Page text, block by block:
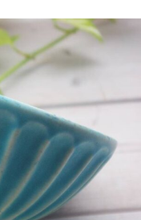
ーズンも元気に営業
さんご用意しておりま
す。
されました！≫ 5月7
しみず 三種のじゃが
当店のオリジナル商品
プレート】が使用さ